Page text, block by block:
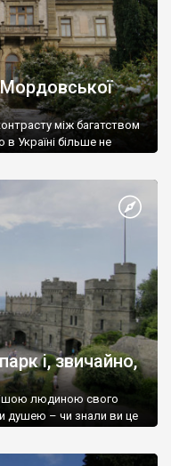
між багатством
Україні більше не
і, звичайно,
людиною свого
душею – чи знали ви це